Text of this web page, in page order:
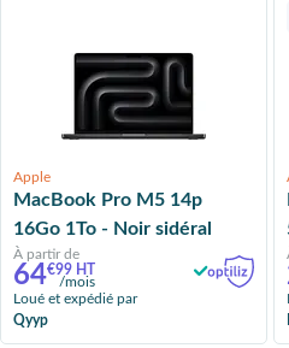
Apple
MacBook Pro M5 14p
16Go 1To - Noir sidéral
À partir de
64€99 HT
/mois
Loué et expédié par
Qyyp